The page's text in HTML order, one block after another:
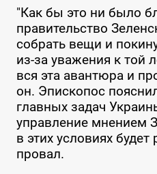
"Как бы это ни было
правительство
собрать вещи и
из-за уважения к той
вся эта авантюра и
он. Эпископос
главных задач
управление мнением
в этих условиях будет
провал.